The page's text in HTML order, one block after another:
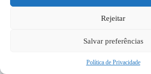
Rejeitar
Salvar preferências
Política de Privacidade
Copyright © 2026 - todos os direitos reservados.